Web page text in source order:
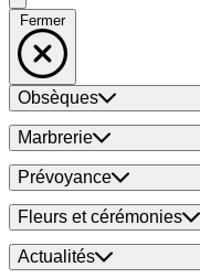
Fermer
Obsèques
Marbrerie
Prévoyance
Fleurs et cérémonies
Actualités